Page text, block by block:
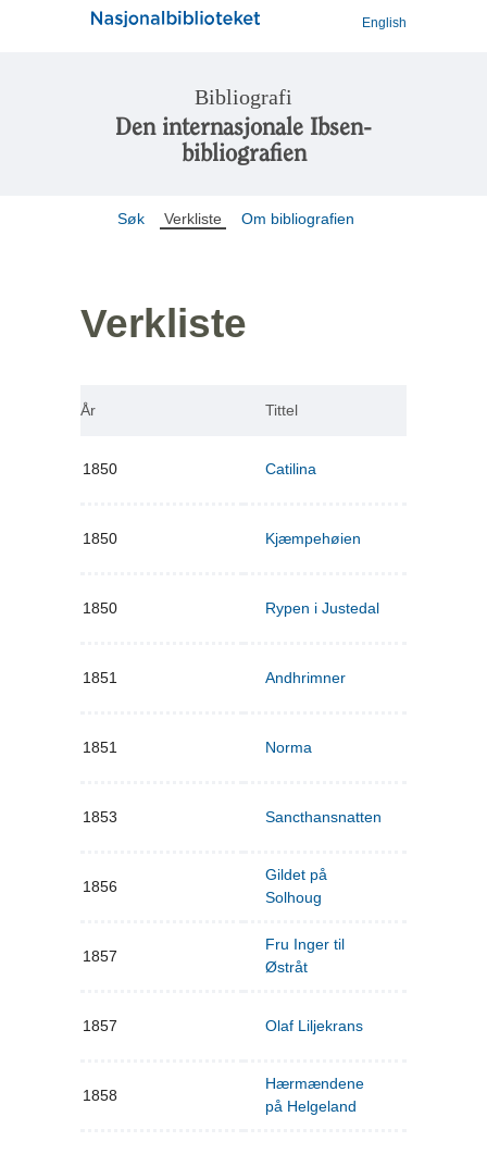
English
Bibliografi
Den internasjonale Ibsen-
bibliografien
Søk Verkliste Om bibliografien
Verkliste
År Tittel
1850 Catilina
1850 Kjæmpehøien
1850 Rypen i Justedal
1851 Andhrimner
1851 Norma
1853 Sancthansnatten
1856
Gildet på
Solhoug
1857
Fru Inger til
Østråt
1857 Olaf Liljekrans
1858
Hærmændene
på Helgeland